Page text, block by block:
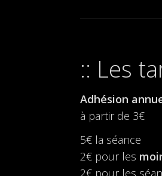
Les
Adhésion
à partir de 3€
5€ la séance
2€ pour les